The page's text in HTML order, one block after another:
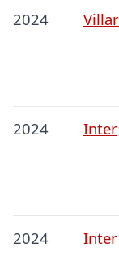
2024
2024 Inter
2024 Inter